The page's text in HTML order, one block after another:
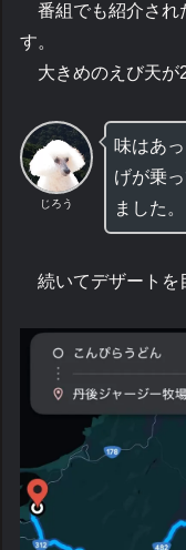
番組でも紹介され
す。
大きめのえび天が
じろう
味はあ
げが乗
ました。
続いてデザートを